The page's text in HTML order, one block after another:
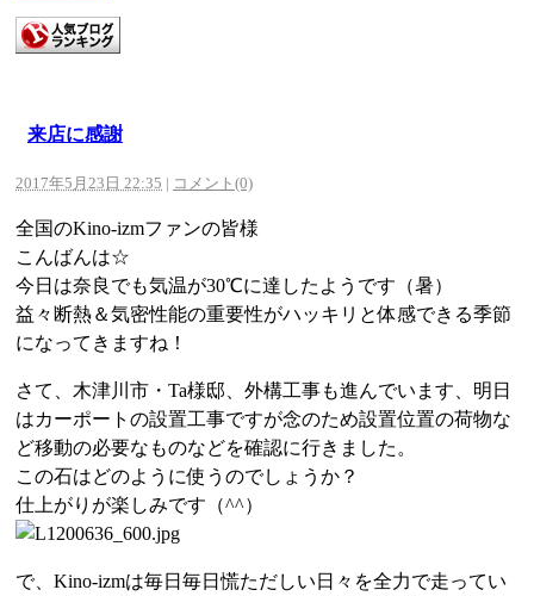
来店に感謝
2017年5月23日 22:35 | コメント(0)
全国のKino-izmファンの皆様
こんばんは☆
今日は奈良でも気温が30℃に達したようです（暑）
益々断熱＆気密性能の重要性がハッキリと体感できる季節
になってきますね！
さて、木津川市・Ta様邸、外構工事も進んでいます、明日
はカーポートの設置工事ですが念のため設置位置の荷物な
ど移動の必要なものなどを確認に行きました。
この石はどのように使うのでしょうか？
仕上がりが楽しみです（^^）
で、Kino-izmは毎日毎日慌ただしい日々を全力で走ってい